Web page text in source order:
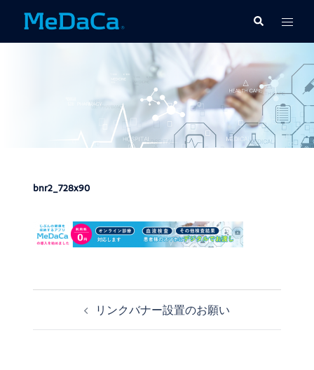
テ
検
索
ト
グ
メ
ニ
ュ
ー
bnr2_728x90
稿
リンクバナー設置のお願い